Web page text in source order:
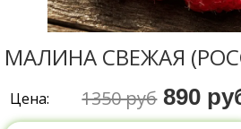
МАЛИНА СВЕЖАЯ
Цена: 1350 руб 890